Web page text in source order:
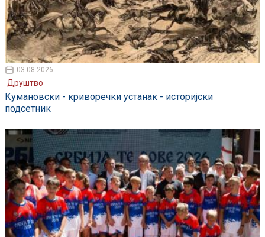
03.08.2026
Друштво
Кумановски - криворечки устанак - историјски
подсетник